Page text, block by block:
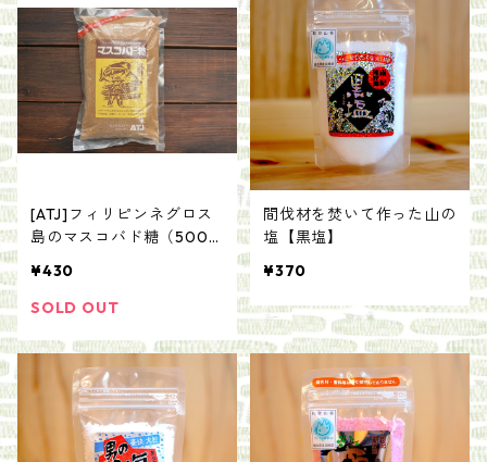
[ATJ]フィリピンネグロス
島のマスコバド糖（500
¥430
SOLD OUT
間伐材を焚いて作った山の
塩【黒塩】
¥370